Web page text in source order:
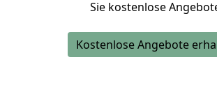
Sie kostenlose
Kostenlose Angebote